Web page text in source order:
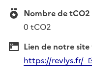
Nombre de
0 tCO2
Lien de notre site
https://revlys.fr/